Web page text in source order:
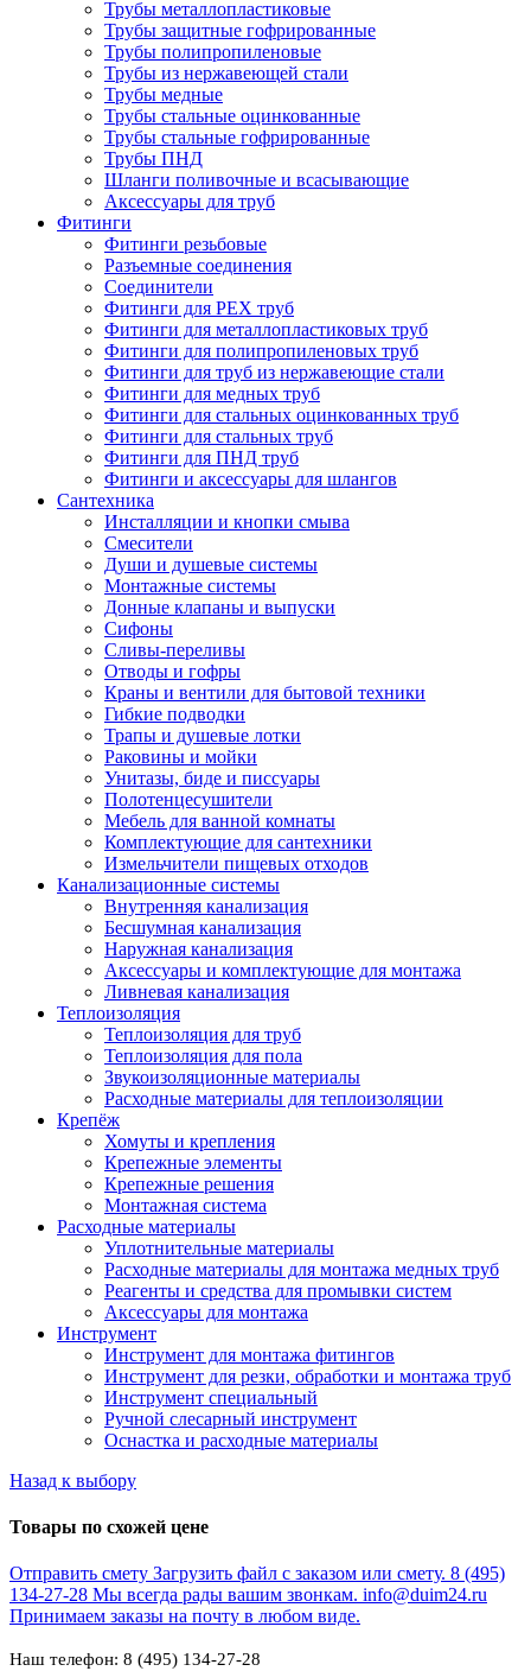
Трубы металлопластиковые
Трубы защитные гофрированные
Трубы полипропиленовые
Трубы из нержавеющей стали
Трубы медные
Трубы стальные оцинкованные
Трубы стальные гофрированные
Трубы ПНД
Шланги поливочные и всасывающие
Аксессуары для труб
Фитинги
Фитинги резьбовые
Разъемные соединения
Соединители
Фитинги для PEX труб
Фитинги для металлопластиковых труб
Фитинги для полипропиленовых труб
Фитинги для труб из нержавеющие стали
Фитинги для медных труб
Фитинги для стальных оцинкованных труб
Фитинги для стальных труб
Фитинги для ПНД труб
Фитинги и аксессуары для шлангов
Сантехника
Инсталляции и кнопки смыва
Смесители
Души и душевые системы
Монтажные системы
Донные клапаны и выпуски
Сифоны
Сливы-переливы
Отводы и гофры
Краны и вентили для бытовой техники
Гибкие подводки
Трапы и душевые лотки
Раковины и мойки
Унитазы, биде и писсуары
Полотенцесушители
Мебель для ванной комнаты
Комплектующие для сантехники
Измельчители пищевых отходов
Канализационные системы
Внутренняя канализация
Бесшумная канализация
Наружная канализация
Аксессуары и комплектующие для монтажа
Ливневая канализация
Теплоизоляция
Теплоизоляция для труб
Теплоизоляция для пола
Звукоизоляционные материалы
Расходные материалы для теплоизоляции
Крепёж
Хомуты и крепления
Крепежные элементы
Крепежные решения
Монтажная система
Расходные материалы
Уплотнительные материалы
Расходные материалы для монтажа медных труб
Реагенты и средства для промывки систем
Аксессуары для монтажа
Инструмент
Инструмент для монтажа фитингов
Инструмент для резки, обработки и монтажа труб
Инструмент специальный
Ручной слесарный инструмент
Оснастка и расходные материалы
Назад к выбору
Товары по схожей цене
Отправить смету Загрузить файл с заказом или смету. 8 (495)
134-27-28 Мы всегда рады вашим звонкам. info@duim24.ru
Принимаем заказы на почту в любом виде.
Наш телефон: 8 (495) 134-27-28